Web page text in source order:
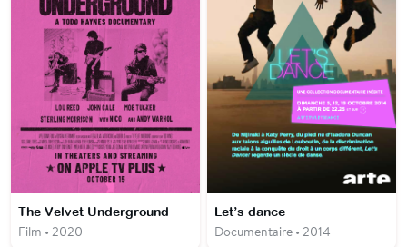
The Velvet Underground
Film • 2020
Let’s dance
Documentaire • 2014